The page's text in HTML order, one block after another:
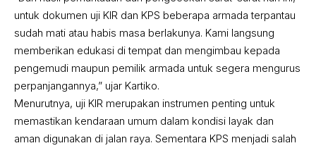
untuk dokumen uji KIR dan KPS beberapa armada terpantau
sudah mati atau habis masa berlakunya. Kami langsung
memberikan edukasi di tempat dan mengimbau kepada
pengemudi maupun pemilik armada untuk segera mengurus
perpanjangannya,” ujar Kartiko.
Menurutnya, uji KIR merupakan instrumen penting untuk
memastikan kendaraan umum dalam kondisi layak dan
aman digunakan di jalan raya. Sementara KPS menjadi salah